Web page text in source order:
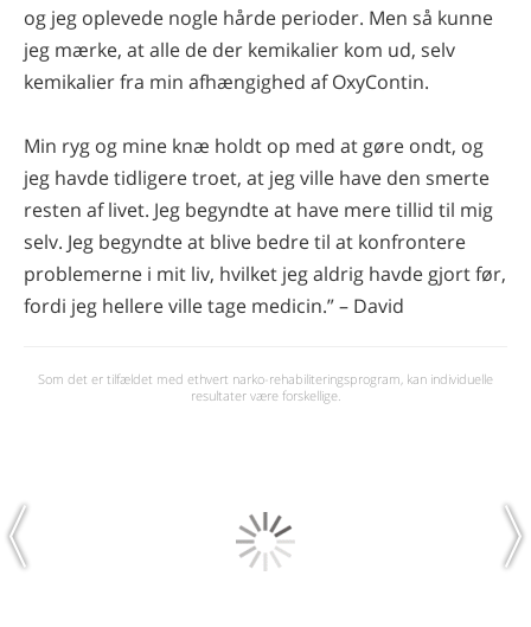
og jeg oplevede nogle hårde perioder. Men så kunne
jeg mærke, at alle de der kemikalier kom ud, selv
kemikalier fra min afhængighed af OxyContin.
Min ryg og mine knæ holdt op med at gøre ondt, og
jeg havde tidligere troet, at jeg ville have den smerte
resten af livet. Jeg begyndte at have mere tillid til mig
selv. Jeg begyndte at blive bedre til at konfrontere
problemerne i mit liv, hvilket jeg aldrig havde gjort før,
fordi jeg hellere ville tage medicin.” – David
Som det er tilfældet med ethvert narko-rehabiliteringsprogram, kan individuelle
resultater være forskellige.